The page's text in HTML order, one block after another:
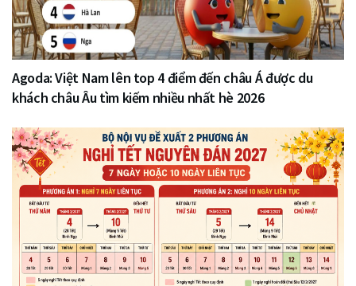
Agoda: Việt Nam lên top 4 điểm đến châu Á được du
khách châu Âu tìm kiếm nhiều nhất hè 2026